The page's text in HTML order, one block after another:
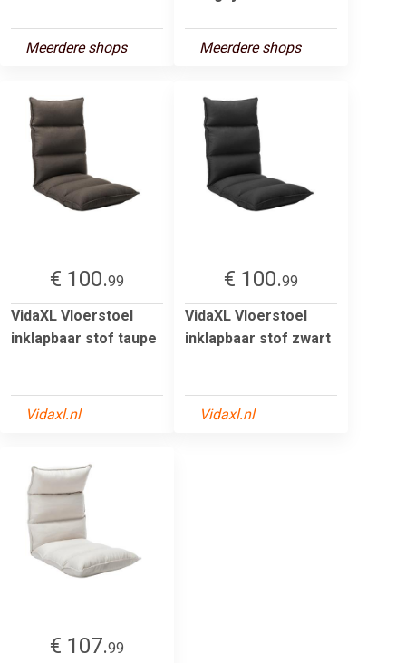
Meerdere shops Meerdere shops
€ 100.99
VidaXL Vloerstoel
inklapbaar stof taupe
Vidaxl.nl
€ 100.99
VidaXL Vloerstoel
inklapbaar stof zwart
Vidaxl.nl
€ 107.99